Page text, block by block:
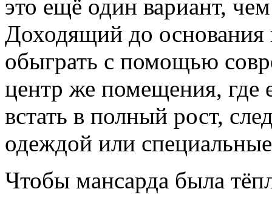
это ещё один вариант,
Доходящий до
обыграть с помощью
центр же помещения, где
встать в полный рост,
одеждой или
Чтобы мансарда была